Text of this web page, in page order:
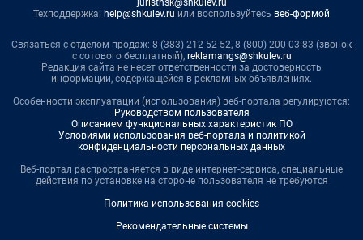
juristnsk@shkulev.ru
Техподдержка: help@shkulev.ru или воспользуйтесь веб-формой
Связаться с отделом продаж: 8 (383) 212-52-52, 8 (800) 200-03-83 (звонок
с сотового бесплатный), reklamangs@shkulev.ru
Редакция сайта не несет ответственности за достоверность
информации, содержащейся в рекламных объявлениях.
Особенности эксплуатации (использования) веб-портала регулируются:
Руководством пользователя
Описанием функциональных характеристик ПО
Условиями использования веб-портала и политикой
конфиденциальности персональных данных
Веб-портал распространяется в виде интернет-сервиса, специальные
действия по установке на стороне пользователя не требуются
Политика использования cookies
Рекомендательные системы